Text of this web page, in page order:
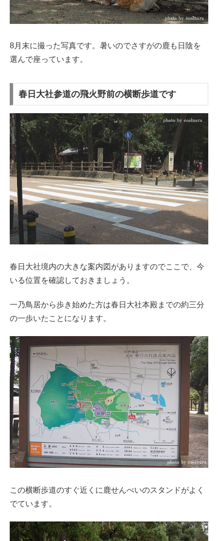
8月末に撮った写真です。暑いのでさすがの鹿も日陰を
選んで座っています。
春日大社参道の飛火野前の横断歩道です
春日大社境内の大きな案内図がありますのでここで、今
いる位置を確認しておきましょう。
一乃鳥居から歩き始めた方は春日大社本殿までの約三分
の一歩いたことになります。
この横断歩道のすぐ近くに鹿せんべいのスタンドがよく
でています。